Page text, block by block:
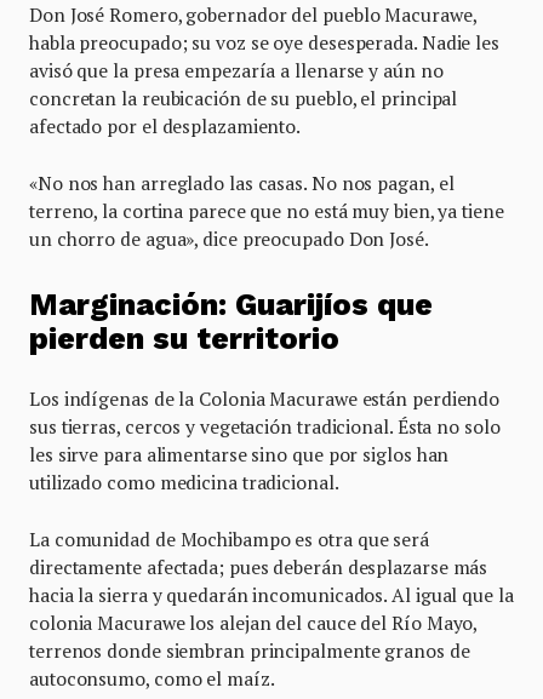
Don José Romero, gobernador del pueblo Macurawe,
habla preocupado; su voz se oye desesperada. Nadie les
avisó que la presa empezaría a llenarse y aún no
concretan la reubicación de su pueblo, el principal
afectado por el desplazamiento.
«No nos han arreglado las casas. No nos pagan, el
terreno, la cortina parece que no está muy bien, ya tiene
un chorro de agua», dice preocupado Don José.
Marginación: Guarijíos que
pierden su territorio
Los indígenas de la Colonia Macurawe están perdiendo
sus tierras, cercos y vegetación tradicional. Ésta no solo
les sirve para alimentarse sino que por siglos han
utilizado como medicina tradicional.
La comunidad de Mochibampo es otra que será
directamente afectada; pues deberán desplazarse más
hacia la sierra y quedarán incomunicados. Al igual que la
colonia Macurawe los alejan del cauce del Río Mayo,
terrenos donde siembran principalmente granos de
autoconsumo, como el maíz.